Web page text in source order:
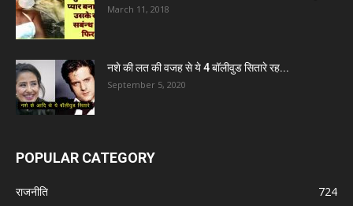
March 11, 2018
नशे की लत की वजह से ये 4 बॉलीवुड सितारे रह...
September 5, 2020
POPULAR CATEGORY
राजनीति
724